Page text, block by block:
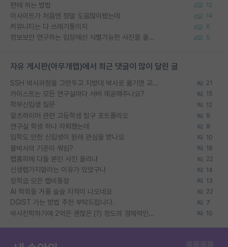
편애 하는 방법 12
이사이트가 처음엔 정말 도움많이됐는데 14
커뮤니티는 다 쓰레기통이지 6
정보보안 연구하는 입장에선 식별가능한 사진을 올리는건 비추이긴함 5
자유 게시판(아무개랩)에서 최근 댓글이 많이 달린 글
SSH 박사과정을 그만두고 지방대 박사로 옮기면 교수의 꿈은 끝일까요? 21
카이스트는 모든 연구실마다 서버 제공해주나요? 15
학부신입생 질문 12
알츠하이머 관련 고등학생 탐구 포트폴리오 9
연구실 학생 하나 자퇴했는데 8
입학도 안한 신입생이 원래 관심을 받나요 10
물박사의 기준이 뭐임? 18
랩홈피에 다들 본인 사진 올리냐 22
신생랩가지말라는 이유가 있었구나 14
장학금 모은 랩비통장 13
AI 학회들 거품 슬슬 지적이 나오네요 22
DGIST 가는 방법 추천 부탁드립니다. 7
박사진학하기에 2억은 괜찮은 (?) 정도의 경제력인가요 10